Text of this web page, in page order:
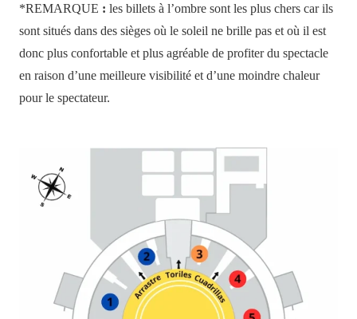
*REMARQUE : les billets à l’ombre sont les plus chers car ils
sont situés dans des sièges où le soleil ne brille pas et où il est
donc plus confortable et plus agréable de profiter du spectacle
en raison d’une meilleure visibilité et d’une moindre chaleur
pour le spectateur.